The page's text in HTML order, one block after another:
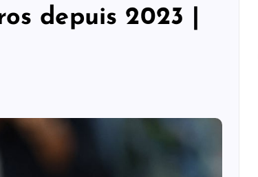
depuis 2023 |